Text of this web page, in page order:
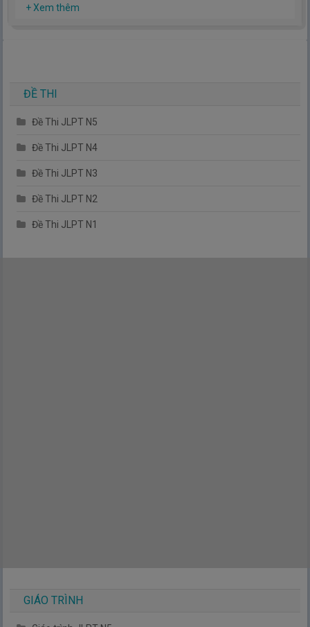
Hy vọng rằng kinh nghiệm mà mình có được sẽ giúp các bạn
+ Xem thêm
ĐỀ THI
Đề Thi JLPT N5
Đề Thi JLPT N4
Đề Thi JLPT N3
Đề Thi JLPT N2
Đề Thi JLPT N1
GIÁO TRÌNH